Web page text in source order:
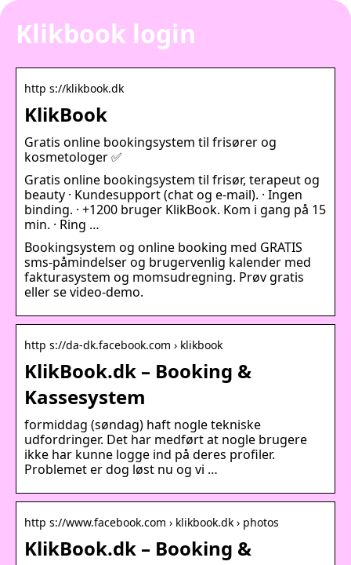
Klikbook login
http s://klikbook.dk
KlikBook
Gratis online bookingsystem til frisører og
kosmetologer ✅
Gratis online bookingsystem til frisør, terapeut og
beauty · Kundesupport (chat og e-mail). · Ingen
binding. · +1200 bruger KlikBook. Kom i gang på 15
min. · Ring …
Bookingsystem og online booking med GRATIS
sms-påmindelser og brugervenlig kalender med
fakturasystem og momsudregning. Prøv gratis
eller se video-demo.
http s://da-dk.facebook.com › klikbook
KlikBook.dk – Booking &
Kassesystem
formiddag (søndag) haft nogle tekniske
udfordringer. Det har medført at nogle brugere
ikke har kunne logge ind på deres profiler.
Problemet er dog løst nu og vi …
http s://www.facebook.com › klikbook.dk › photos
KlikBook.dk – Booking &